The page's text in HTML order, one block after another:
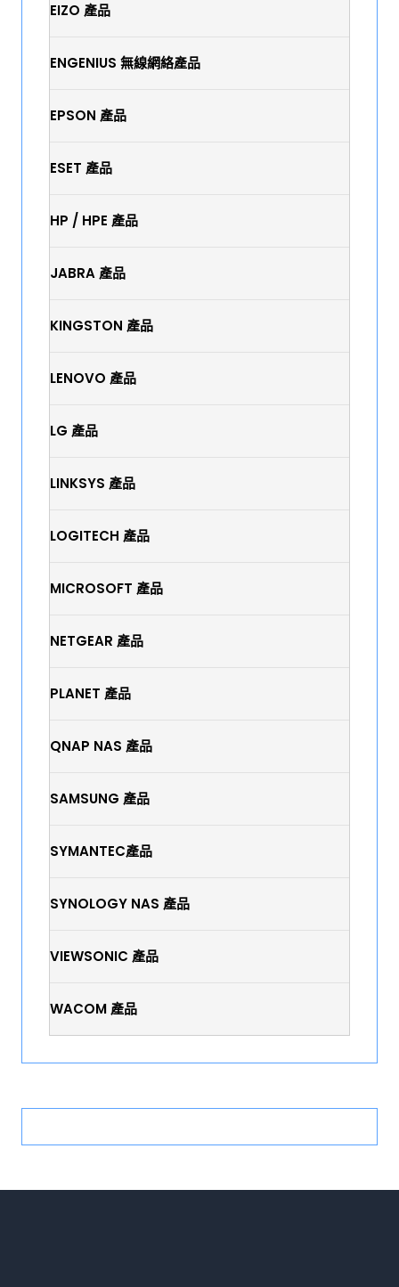
EIZO 產品
ENGENIUS 無線網絡產品
EPSON 產品
ESET 產品
HP / HPE 產品
JABRA 產品
KINGSTON 產品
LENOVO 產品
LG 產品
LINKSYS 產品
LOGITECH 產品
MICROSOFT 產品
NETGEAR 產品
PLANET 產品
QNAP NAS 產品
SAMSUNG 產品
SYMANTEC產品
SYNOLOGY NAS 產品
VIEWSONIC 產品
WACOM 產品